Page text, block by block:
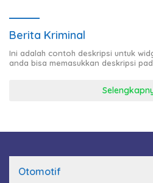
Berita Kriminal
Ini adalah contoh deskripsi untuk
anda bisa memasukkan deskripsi
Otomotif